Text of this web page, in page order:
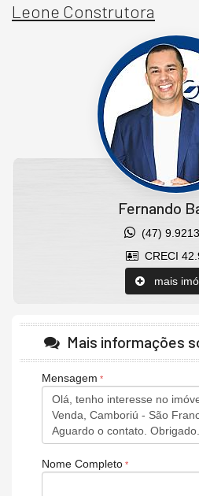
Leone Construtora
Fernando
(47)
CRECI
mais
Mais informações
Mensagem
Nome Completo